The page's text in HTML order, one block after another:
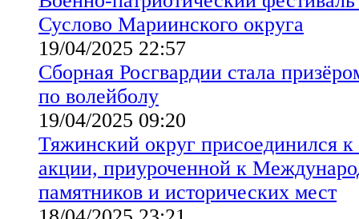
Суслово Мариинского округа
19/04/2025 22:57
Сборная Росгвардии стала
по волейболу
19/04/2025 09:20
Тяжинский округ присоединился
акции, приуроченной к
памятников и исторических мест